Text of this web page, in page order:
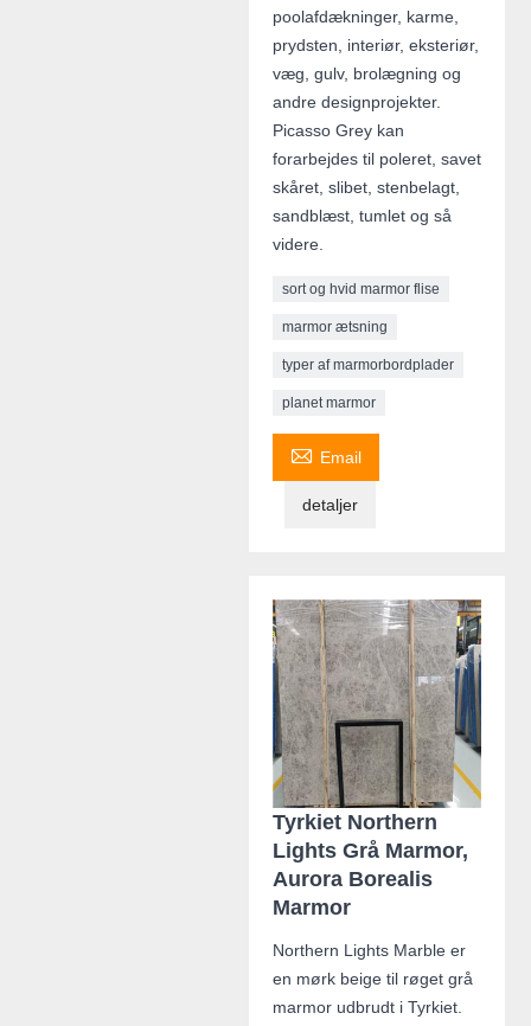
poolafdækninger, karme,
prydsten, interiør, eksteriør,
væg, gulv, brolægning og
andre designprojekter.
Picasso Grey kan
forarbejdes til poleret, savet
skåret, slibet, stenbelagt,
sandblæst, tumlet og så
videre.
sort og hvid marmor flise
marmor ætsning
typer af marmorbordplader
planet marmor
 Email
detaljer
Tyrkiet Northern
Lights Grå Marmor,
Aurora Borealis
Marmor
Northern Lights Marble er
en mørk beige til røget grå
marmor udbrudt i Tyrkiet.